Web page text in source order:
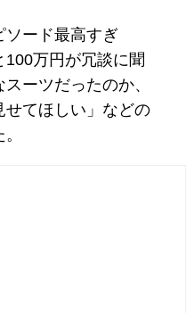
ソード最高すぎ
万円が冗談に聞
ーツだったのか、
てほしい」などの